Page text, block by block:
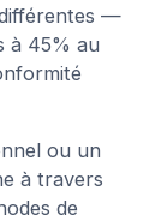
—
à 45% au
ou un
à travers
de